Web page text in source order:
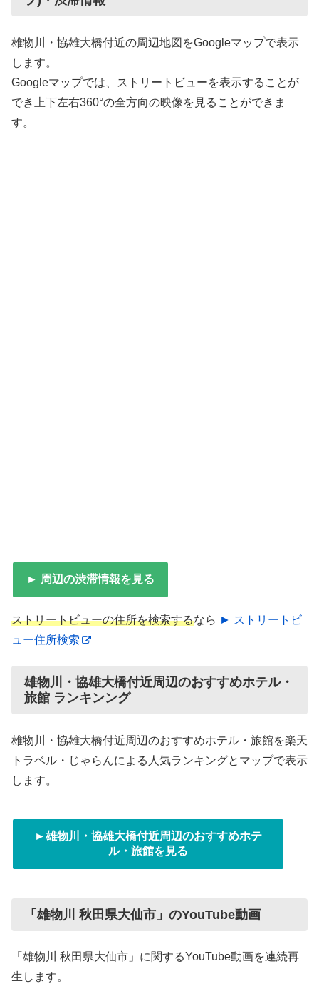
雄物川・協雄大橋付近の周辺地図をGoogleマップで表示
します。
Googleマップでは、ストリートビューを表示することが
でき上下左右360°の全方向の映像を見ることができま
す。
► 周辺の渋滞情報を見る
ストリートビューの住所を検索するなら ► ストリートビ
ュー住所検索
雄物川・協雄大橋付近周辺のおすすめホテル・
旅館 ランキンング
雄物川・協雄大橋付近周辺のおすすめホテル・旅館を楽天
トラベル・じゃらんによる人気ランキングとマップで表示
します。
►雄物川・協雄大橋付近周辺のおすすめホテ
ル・旅館を見る
「雄物川 秋田県大仙市」のYouTube動画
「雄物川 秋田県大仙市」に関するYouTube動画を連続再
生します。